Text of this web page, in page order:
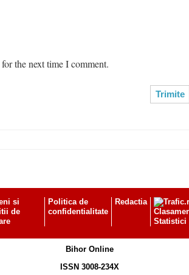
the next time I comment.
si
de
Politica de
confidentialitate
Redactia
Bihor Online
ISSN 3008-234X